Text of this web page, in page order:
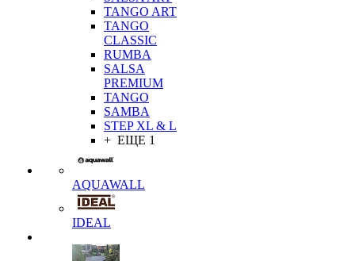
TANGO ART
TANGO
CLASSIC
RUMBA
SALSA
PREMIUM
TANGO
SAMBA
STEP XL & L
+ ЕЩЕ 1
AQUAWALL
IDEAL